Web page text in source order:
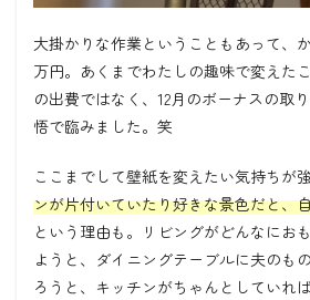
大掛かりな作業ということもあって、
万円。あくまでわたしの趣味で変えた
の出費ではなく、 12月のボーナスの取
悟で臨みました。笑
ここまでして壁紙を変えたい気持ちが
ンが片付いていたり好きな景色だと、
という理由も。リビングがどんなにお
ようと、ダイニングテーブルに夫のも
ろうと、キッチンがちゃんとしていれ